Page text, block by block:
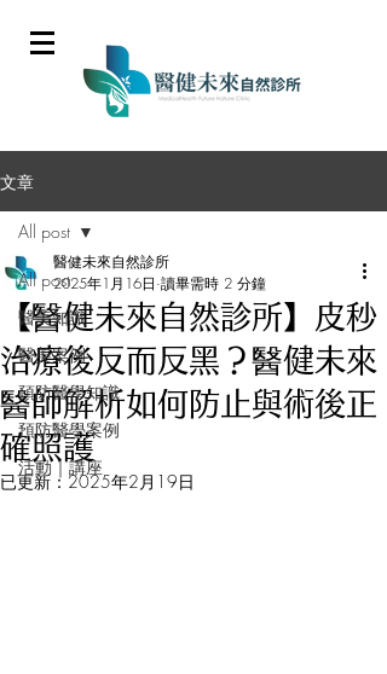
文章
All post
醫美知識
醫美案例
預防醫學知識
預防醫學案例
活動｜講座
All post
【醫健未來自然診所】皮秒
治療後反而反黑？醫健未來
醫師解析如何防止與術後正
確照護
醫健未來自然診所
2025年1月16日 讀畢需時 2 分鐘
已更新： 2025年2月19日